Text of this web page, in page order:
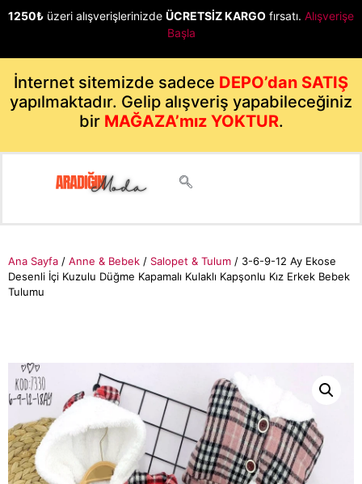
1250₺ üzeri alışverişlerinizde ÜCRETSİZ KARGO fırsatı. Alışverişe
Başla
İnternet sitemizde sadece DEPO’dan SATIŞ
yapılmaktadır. Gelip alışveriş yapabileceğiniz
bir MAĞAZA’mız YOKTUR.
Ana Sayfa / Anne & Bebek / Salopet & Tulum / 3-6-9-12 Ay Ekose
Desenli İçi Kuzulu Düğme Kapamalı Kulaklı Kapşonlu Kız Erkek Bebek
Tulumu